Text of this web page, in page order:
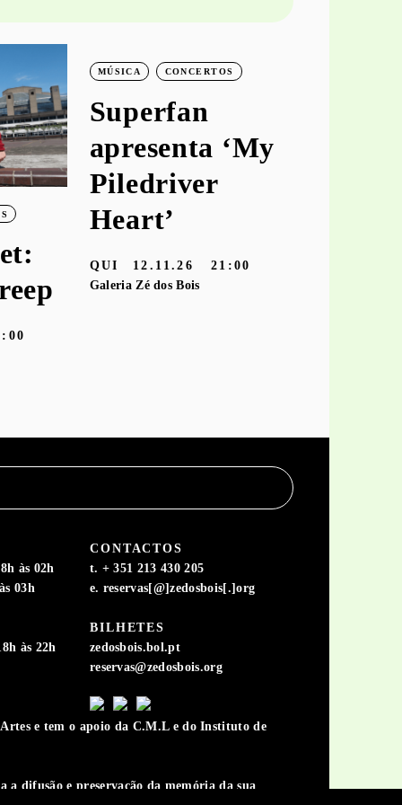
MÚSICA CONCERTOS
Superfan
apresenta ‘My
Piledriver
Heart’
QUI 12.11.26
21:00
Galeria Zé dos Bois
às 02h
03h
às 22h
CONTACTOS
t. + 351 213 430 205
e. reservas[@]zedosbois[.]org
BILHETES
zedosbois.bol.pt
reservas@zedosbois.org
e tem o apoio da C.M.L e do Instituto de
a difusão e preservação da memória da sua